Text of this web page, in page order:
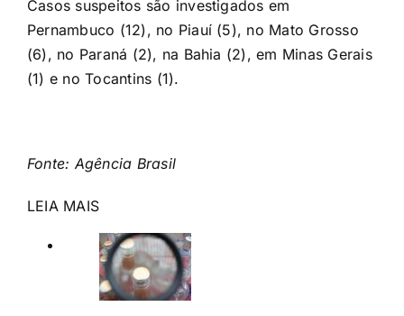
Casos suspeitos são investigados em
Pernambuco (12), no Piauí (5), no Mato Grosso
(6), no Paraná (2), na Bahia (2), em Minas Gerais
(1) e no Tocantins (1).
Fonte: Agência Brasil
LEIA MAIS